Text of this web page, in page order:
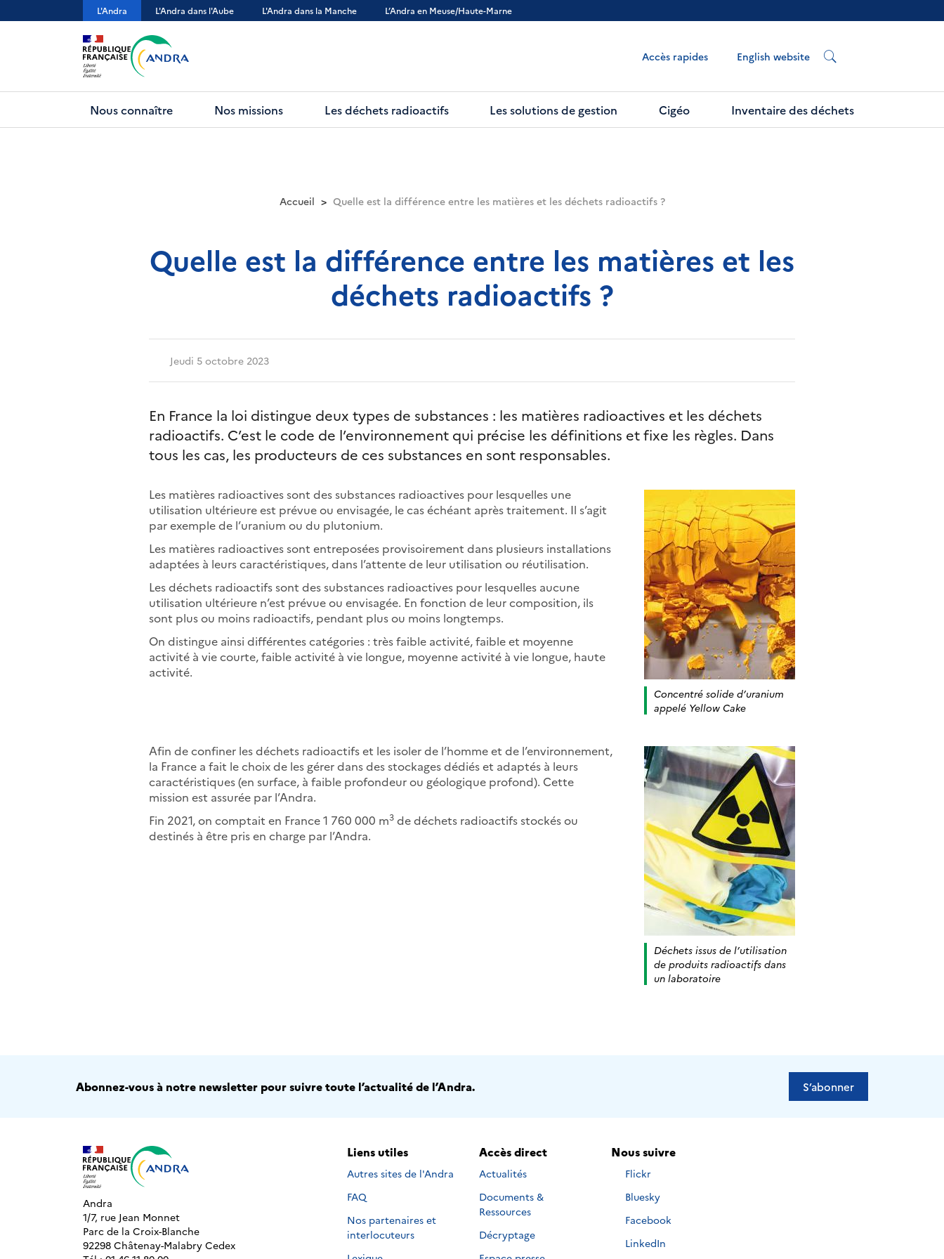
au
L'Andra L'Andra dans l'Aube L'Andra dans la Manche L’Andra en Meuse/Haute-Marne
Accès rapides English website
Nous connaître Nos missions Les déchets radioactifs Les solutions de gestion Cigéo Inventaire des déchets
Accueil Quelle est la différence entre les matières et les déchets radioactifs ?
Quelle est la différence entre les matières et les
déchets radioactifs ?
Jeudi 5 octobre 2023
En France la loi distingue deux types de substances : les matières radioactives et les déchets
radioactifs. C’est le code de l’environnement qui précise les définitions et fixe les règles. Dans
tous les cas, les producteurs de ces substances en sont responsables.
Concentré solide d’uranium
appelé Yellow Cake
Les matières radioactives sont des substances radioactives pour lesquelles une
utilisation ultérieure est prévue ou envisagée, le cas échéant après traitement. Il s’agit
par exemple de l’uranium ou du plutonium.
Les matières radioactives sont entreposées provisoirement dans plusieurs installations
adaptées à leurs caractéristiques, dans l’attente de leur utilisation ou réutilisation.
Les déchets radioactifs sont des substances radioactives pour lesquelles aucune
utilisation ultérieure n’est prévue ou envisagée. En fonction de leur composition, ils
sont plus ou moins radioactifs, pendant plus ou moins longtemps.
On distingue ainsi différentes catégories : très faible activité, faible et moyenne
activité à vie courte, faible activité à vie longue, moyenne activité à vie longue, haute
activité.
Déchets issus de l’utilisation
de produits radioactifs dans
un laboratoire
Afin de confiner les déchets radioactifs et les isoler de l’homme et de l’environnement,
la France a fait le choix de les gérer dans des stockages dédiés et adaptés à leurs
caractéristiques (en surface, à faible profondeur ou géologique profond). Cette
mission est assurée par l’Andra.
Fin 2021, on comptait en France 1 760 000 m3 de déchets radioactifs stockés ou
destinés à être pris en charge par l’Andra.
Abonnez-vous à notre newsletter pour suivre toute l’actualité de l’Andra. S’abonner
Andra
1/7, rue Jean Monnet
Parc de la Croix-Blanche
92298 Châtenay-Malabry Cedex
Liens utiles
Autres sites de l'Andra
FAQ
Nos partenaires et
interlocuteurs
Accès direct
Actualités
Documents &
Ressources
Décryptage
Nous suivre
Nous
sur
Flickr
Nous
sur
Bluesky
Nous
sur
Facebook
Nous
LinkedIn